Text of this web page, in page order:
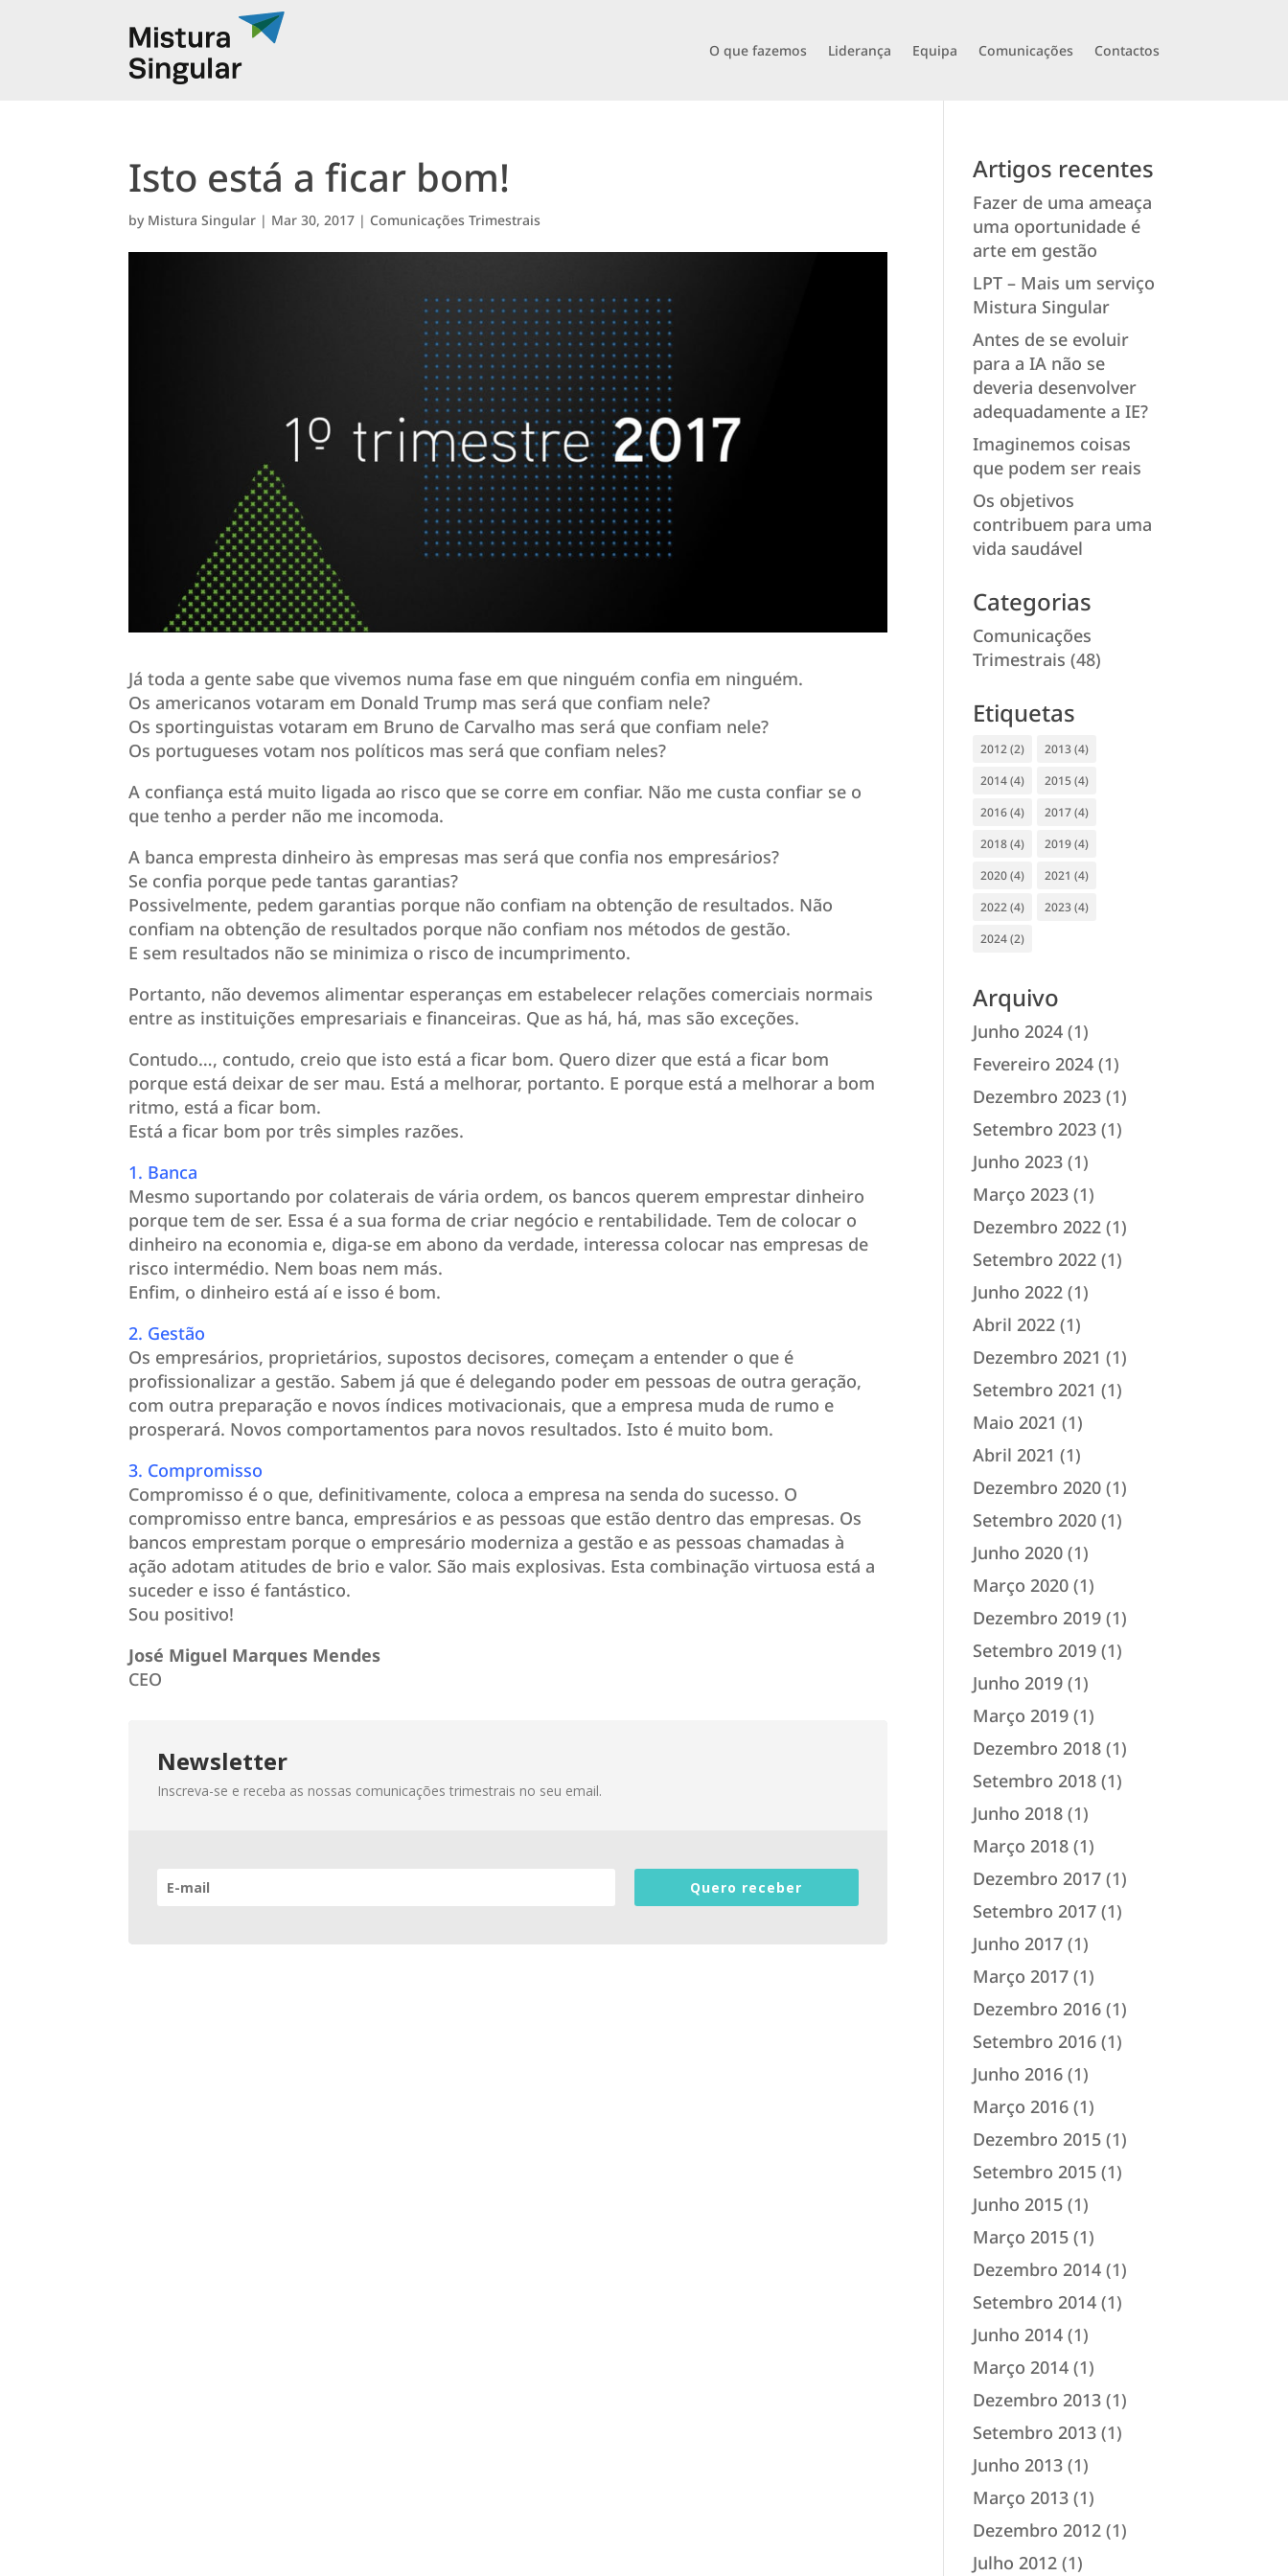
O que fazemos Liderança Equipa Comunicações Contactos
Isto está a ficar bom!
by Mistura Singular | Mar 30, 2017 | Comunicações Trimestrais
Já toda a gente sabe que vivemos numa fase em que ninguém confia em ninguém.
Os americanos votaram em Donald Trump mas será que confiam nele?
Os sportinguistas votaram em Bruno de Carvalho mas será que confiam nele?
Os portugueses votam nos políticos mas será que confiam neles?
A confiança está muito ligada ao risco que se corre em confiar. Não me custa confiar se o
que tenho a perder não me incomoda.
A banca empresta dinheiro às empresas mas será que confia nos empresários?
Se confia porque pede tantas garantias?
Possivelmente, pedem garantias porque não confiam na obtenção de resultados. Não
confiam na obtenção de resultados porque não confiam nos métodos de gestão.
E sem resultados não se minimiza o risco de incumprimento.
Portanto, não devemos alimentar esperanças em estabelecer relações comerciais normais
entre as instituições empresariais e financeiras. Que as há, há, mas são exceções.
Contudo…, contudo, creio que isto está a ficar bom. Quero dizer que está a ficar bom
porque está deixar de ser mau. Está a melhorar, portanto. E porque está a melhorar a bom
ritmo, está a ficar bom.
Está a ficar bom por três simples razões.
1. Banca
Mesmo suportando por colaterais de vária ordem, os bancos querem emprestar dinheiro
porque tem de ser. Essa é a sua forma de criar negócio e rentabilidade. Tem de colocar o
dinheiro na economia e, diga-se em abono da verdade, interessa colocar nas empresas de
risco intermédio. Nem boas nem más.
Enfim, o dinheiro está aí e isso é bom.
2. Gestão
Os empresários, proprietários, supostos decisores, começam a entender o que é
profissionalizar a gestão. Sabem já que é delegando poder em pessoas de outra geração,
com outra preparação e novos índices motivacionais, que a empresa muda de rumo e
prosperará. Novos comportamentos para novos resultados. Isto é muito bom.
3. Compromisso
Compromisso é o que, definitivamente, coloca a empresa na senda do sucesso. O
compromisso entre banca, empresários e as pessoas que estão dentro das empresas. Os
bancos emprestam porque o empresário moderniza a gestão e as pessoas chamadas à
ação adotam atitudes de brio e valor. São mais explosivas. Esta combinação virtuosa está a
suceder e isso é fantástico.
Sou positivo!
José Miguel Marques Mendes
CEO
Newsletter
Inscreva-se e receba as nossas comunicações trimestrais no seu email.
Quero receber
Artigos recentes
Fazer de uma ameaça
uma oportunidade é
arte em gestão
LPT – Mais um serviço
Mistura Singular
Antes de se evoluir
para a IA não se
deveria desenvolver
adequadamente a IE?
Imaginemos coisas
que podem ser reais
Os objetivos
contribuem para uma
vida saudável
Categorias
Comunicações
Trimestrais (48)
Etiquetas
2012(2) 2013(4)
2014(4) 2015(4)
2016(4) 2017(4)
2018(4) 2019(4)
2020(4) 2021 (4)
2022(4) 2023(4)
2024(2)
Arquivo
Junho 2024 (1)
Fevereiro 2024 (1)
Dezembro 2023 (1)
Setembro 2023 (1)
Junho 2023 (1)
Março 2023 (1)
Dezembro 2022 (1)
Setembro 2022 (1)
Junho 2022 (1)
Abril 2022 (1)
Dezembro 2021 (1)
Setembro 2021 (1)
Maio 2021 (1)
Abril 2021 (1)
Dezembro 2020 (1)
Setembro 2020 (1)
Junho 2020 (1)
Março 2020 (1)
Dezembro 2019 (1)
Setembro 2019 (1)
Junho 2019 (1)
Março 2019 (1)
Dezembro 2018 (1)
Setembro 2018 (1)
Junho 2018 (1)
Março 2018 (1)
Dezembro 2017 (1)
Setembro 2017 (1)
Junho 2017 (1)
Março 2017 (1)
Dezembro 2016 (1)
Setembro 2016 (1)
Junho 2016 (1)
Março 2016 (1)
Dezembro 2015 (1)
Setembro 2015 (1)
Junho 2015 (1)
Março 2015 (1)
Dezembro 2014 (1)
Setembro 2014 (1)
Junho 2014 (1)
Março 2014 (1)
Dezembro 2013 (1)
Setembro 2013 (1)
Junho 2013 (1)
Março 2013 (1)
Dezembro 2012 (1)
Julho 2012 (1)